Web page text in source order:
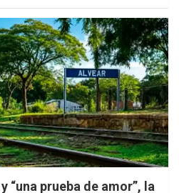
“una prueba de amor”, la